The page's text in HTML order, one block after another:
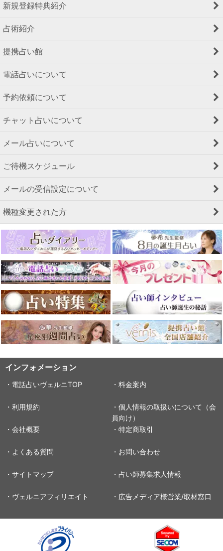
新規登録特典紹介
占術紹介
提携占い館
電話占いについて
予約依頼について
チャット占いについて
メール占いについて
ご待機スケジュール
メールの受信設定について
機種変更された方
インフォメーション
・電話占いヴェルニTOP ・料金案内
・利用規約
・個人情報の取扱いについて（会
員向け）
・会社概要
・特定商取引
・よくある質問 ・お問い合わせ
・サイトマップ ・占い師募集求人情報
・ヴェルニアフィリエイト ・広告メディア様営業/取材窓口